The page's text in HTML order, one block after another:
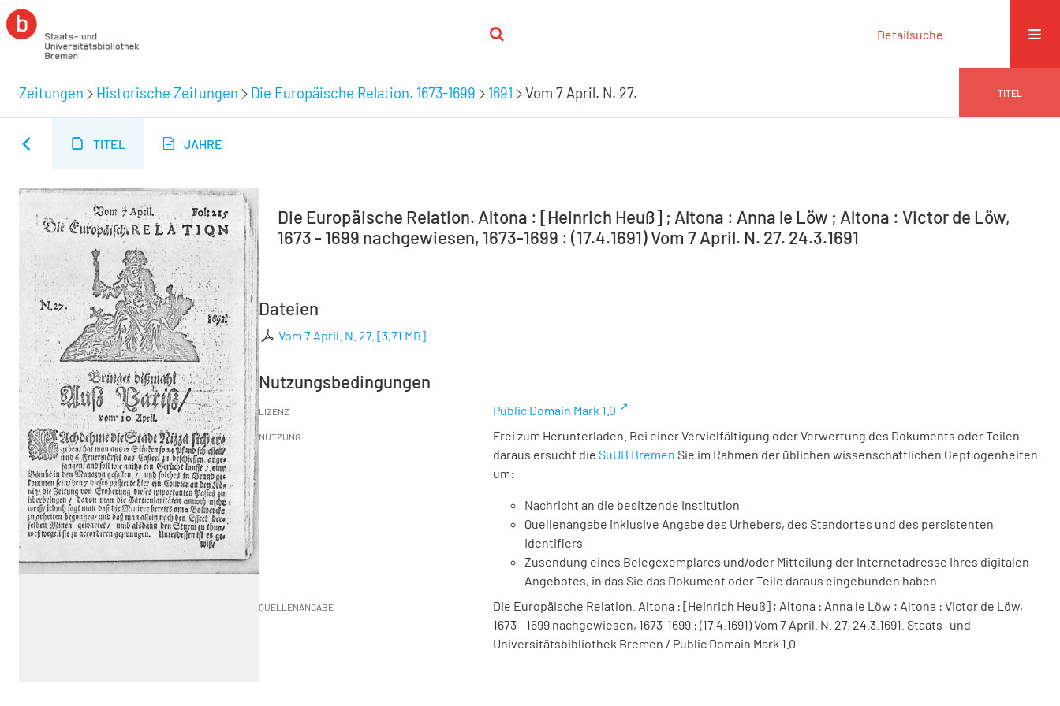
Detailsuche
Zeitungen Historische Zeitungen Die Europäische Relation. 1673-1699 1691 Vom 7 April. N. 27. TITEL
TITEL JAHRE
Die Europäische Relation. Altona : [Heinrich Heuß] ; Altona : Anna le Löw ; Altona : Victor de Löw,
1673 - 1699 nachgewiesen, 1673-1699 : (17.4.1691) Vom 7 April. N. 27. 24.3.1691
Dateien
Vom 7 April. N. 27. [3,71 MB]
Nutzungsbedingungen
LIZENZ Public Domain Mark 1.0
NUTZUNG
Frei zum Herunterladen. Bei einer Vervielfältigung oder Verwertung des Dokuments oder Teilen
daraus ersucht die SuUB Bremen Sie im Rahmen der üblichen wissenschaftlichen Gepflogenheiten
um:
Nachricht an die besitzende Institution
Quellenangabe inklusive Angabe des Urhebers, des Standortes und des persistenten
Identifiers
Zusendung eines Belegexemplares und/oder Mitteilung der Internetadresse Ihres digitalen
Angebotes, in das Sie das Dokument oder Teile daraus eingebunden haben
QUELLENANGABE
Die Europäische Relation. Altona : [Heinrich Heuß] ; Altona : Anna le Löw ; Altona : Victor de Löw,
1673 - 1699 nachgewiesen, 1673-1699 : (17.4.1691) Vom 7 April. N. 27. 24.3.1691. Staats- und
Universitätsbibliothek Bremen / Public Domain Mark 1.0